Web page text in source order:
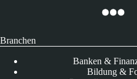
Branchen
Banken &
Bildung &